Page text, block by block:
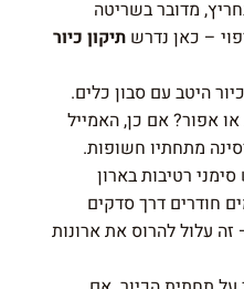
מדובר בשריטה
– כאן נדרש תיקון כיור
היטב עם סבון כלים.
אפור? אם כן, האמייל
מתחתיו חשופות.
רטיבות בארון
חודרים דרך סדקים
עלול להרוס את ארונות